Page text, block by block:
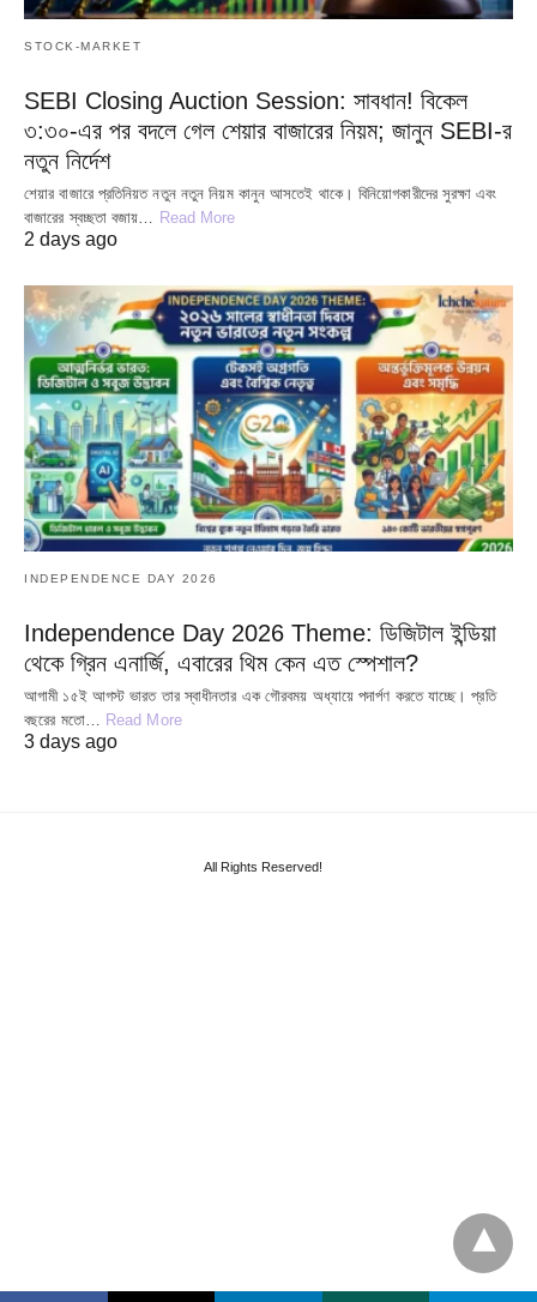
STOCK-MARKET
SEBI Closing Auction Session: সাবধান! বিকেল
৩:৩০-এর পর বদলে গেল শেয়ার বাজারের নিয়ম; জানুন SEBI-র
নতুন নির্দেশ
শেয়ার বাজারে প্রতিনিয়ত নতুন নতুন নিয়ম কানুন আসতেই থাকে। বিনিয়োগকারীদের সুরক্ষা এবং
বাজারের স্বচ্ছতা বজায়…
Read More
2 days ago
INDEPENDENCE DAY 2026
Independence Day 2026 Theme: ডিজিটাল ইন্ডিয়া
থেকে গ্রিন এনার্জি, এবারের থিম কেন এত স্পেশাল?
আগামী ১৫ই আগস্ট ভারত তার স্বাধীনতার এক গৌরবময় অধ্যায়ে পদার্পণ করতে যাচ্ছে। প্রতি
বছরের মতো… Read More
3 days ago
All Rights Reserved!